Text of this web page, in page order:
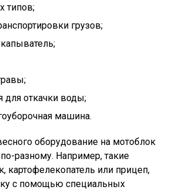
типов;
грузов;
для откачки воды;
машина.
оборудование на мотоблок
разному. Например, такие
картофелекопатель или прицеп,
с помощью специальных